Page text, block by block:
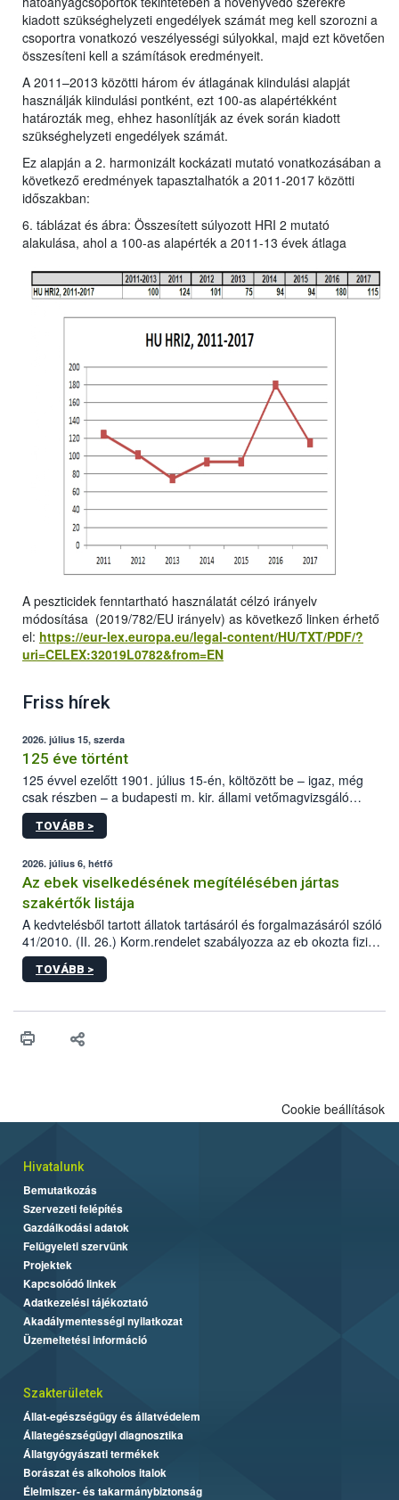
kiadott szükséghelyzeti engedélyek számát meg kell szorozni a
csoportra vonatkozó veszélyességi súlyokkal, majd ezt követően
összesíteni kell a számítások eredményeit.
A 2011–2013 közötti három év átlagának kiindulási alapját
használják kiindulási pontként, ezt 100-as alapértékként
határozták meg, ehhez hasonlítják az évek során kiadott
szükséghelyzeti engedélyek számát.
Ez alapján a 2. harmonizált kockázati mutató vonatkozásában a
következő eredmények tapasztalhatók a 2011-2017 közötti
időszakban:
6. táblázat és ábra: Összesített súlyozott HRI 2 mutató
alakulása, ahol a 100-as alapérték a 2011-13 évek átlaga
A peszticidek fenntartható használatát célzó irányelv
módosítása (2019/782/EU irányelv) as következő linken érhető
el: https://eur-lex.europa.eu/legal-content/HU/TXT/PDF/?
uri=CELEX:32019L0782&from=EN
Friss hírek
2026. július 15, szerda
125 éve történt
125 évvel ezelőtt 1901. július 15-én, költözött be – igaz, még
csak részben – a budapesti m. kir. állami vetőmagvizsgáló
állomás a Kis Rókus utca 15. szám alatti, Czigler Győző által
tervezett új épületébe.
TOVÁBB >
2026. július 6, hétfő
Az ebek viselkedésének megítélésében jártas
szakértők listája
A kedvtelésből tartott állatok tartásáról és forgalmazásáról szóló
41/2010. (II. 26.) Korm.rendelet szabályozza az eb okozta fizikai
sérülés, illetve ennek veszélye keletkezésekor felmerülő
hatósági feladatokat, valamint a veszélyes eb tartását és annak
vonni az ebek viselkedésének megítélésében jártas szakértőt.
TOVÁBB >
Cookie beállítások
Hivatalunk
Bemutatkozás
Szervezeti felépítés
Gazdálkodási adatok
Felügyeleti szervünk
Projektek
Kapcsolódó linkek
Adatkezelési tájékoztató
Akadálymentességi nyilatkozat
Üzemeltetési információ
Szakterületek
Állat-egészségügy és állatvédelem
Állategészségügyi diagnosztika
Állatgyógyászati termékek
Borászat és alkoholos italok
Élelmiszer- és takarmánybiztonság